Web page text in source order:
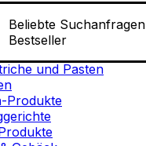
Beliebte Suchanfragen
Bestseller
und Pasten
Produkte